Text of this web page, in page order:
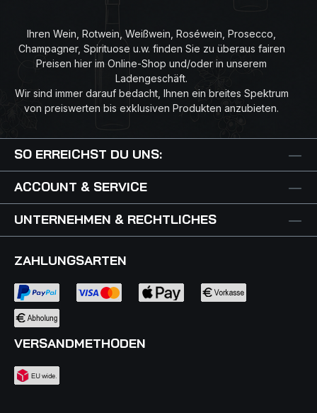
Ihren Wein, Rotwein, Weißwein, Roséwein, Prosecco,
Champagner, Spirituose u.w. finden Sie zu überaus fairen
Preisen hier im Online-Shop und/oder in unserem
Ladengeschäft.
Wir sind immer darauf bedacht, Ihnen ein breites Spektrum
von preiswerten bis exklusiven Produkten anzubieten.
SO ERREICHST DU UNS:
ACCOUNT & SERVICE
UNTERNEHMEN & RECHTLICHES
ZAHLUNGSARTEN
VERSANDMETHODEN